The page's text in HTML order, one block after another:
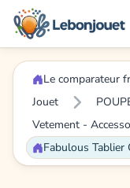
Le comparateur
Jouet
Vetement -